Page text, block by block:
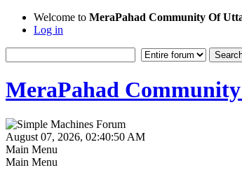
Welcome to MeraPahad Community Of
Log in
MeraPahad
August 07, 2026, 02:40:50 AM
Main Menu
Main Menu